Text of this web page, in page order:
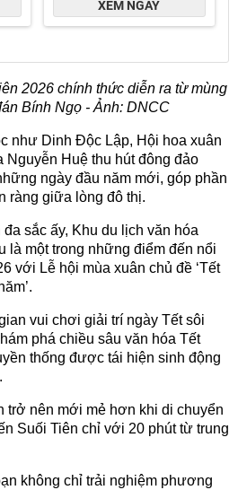
2026 chính thức diễn ra từ mùng
Bính Ngọ - Ảnh: DNCC
như Dinh Độc Lập, Hội hoa xuân
Huệ thu hút đông đảo
ngày đầu năm mới, góp phần
ràng giữa lòng đô thị.
sắc ấy, Khu du lịch văn hóa
là một trong những điểm đến nổi
với Lễ hội mùa xuân chủ đề ‘Tết
vui chơi giải trí ngày Tết sôi
phá chiều sâu văn hóa Tết
thống được tái hiện sinh động
trở nên mới mẻ hơn khi di chuyển
Suối Tiên chỉ với 20 phút từ trung
không chỉ trải nghiệm phương